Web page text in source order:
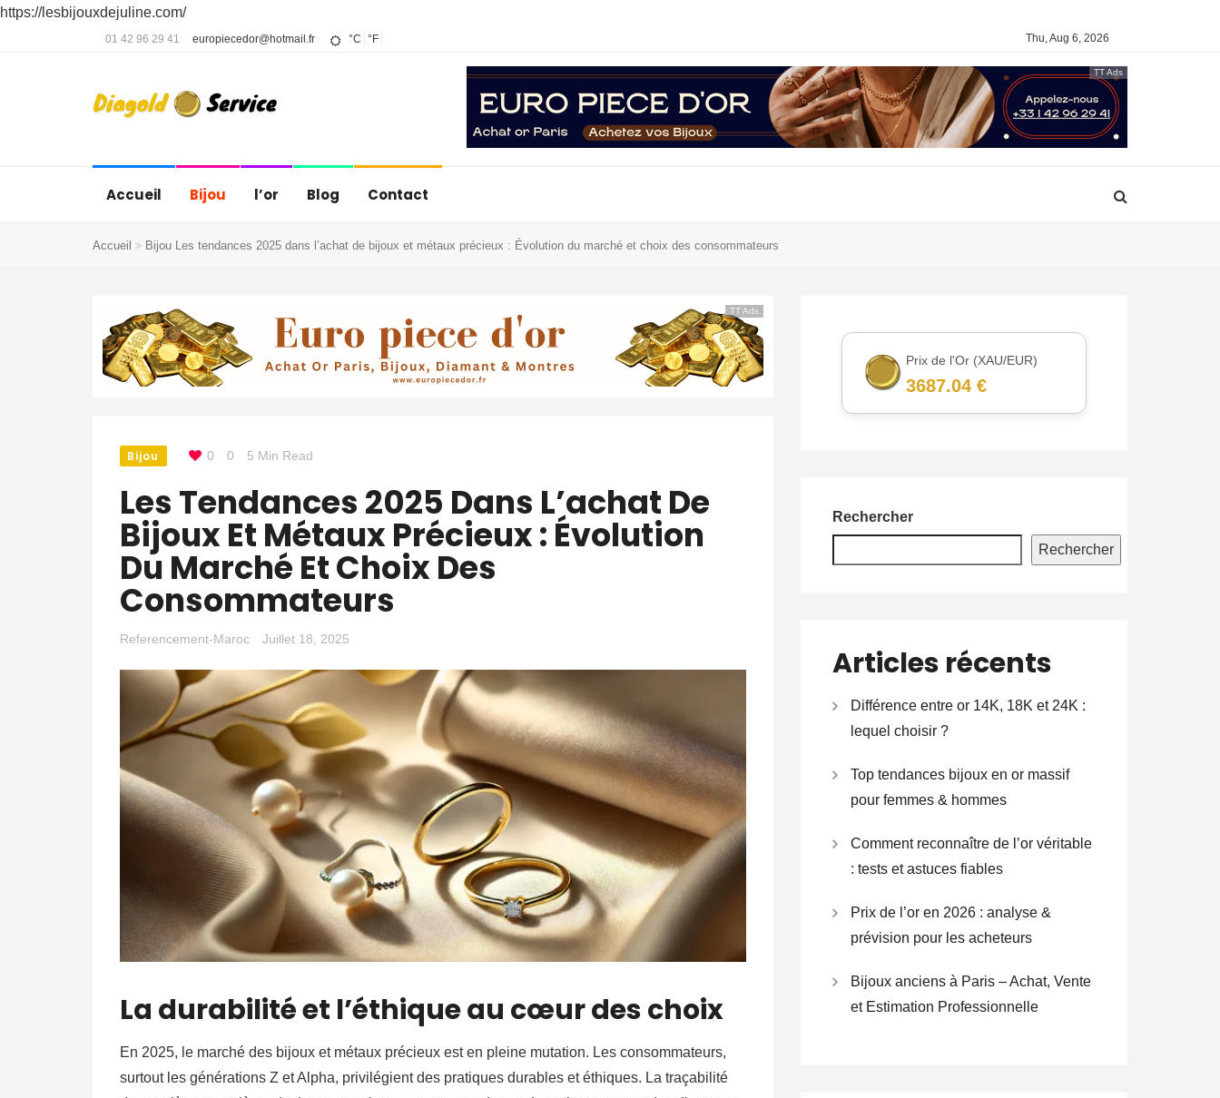
https://lesbijouxdejuline.com/
01 42 96 29 41 europiecedor@hotmail.fr °C °F Thu, Aug 6, 2026
TT Ads
Accueil Bijou l’or Blog Contact
Accueil Bijou Les tendances 2025 dans l’achat de bijoux et métaux précieux : Évolution du marché et choix des consommateurs
TT Ads
Bijou 0 0 5 Min Read
Les Tendances 2025 Dans L’achat De
Bijoux Et Métaux Précieux : Évolution
Du Marché Et Choix Des
Consommateurs
Referencement-Maroc Juillet 18, 2025
La durabilité et l’éthique au cœur des choix
En 2025, le marché des bijoux et métaux précieux est en pleine mutation. Les consommateurs,
surtout les générations Z et Alpha, privilégient des pratiques durables et éthiques. La traçabilité
Prix de l'Or (XAU/EUR)
3687.04 €
Rechercher
Rechercher
Articles récents
Différence entre or 14K, 18K et 24K :
lequel choisir ?
Top tendances bijoux en or massif
pour femmes & hommes
Comment reconnaître de l’or véritable
: tests et astuces fiables
Prix de l’or en 2026 : analyse &
prévision pour les acheteurs
Bijoux anciens à Paris – Achat, Vente
et Estimation Professionnelle